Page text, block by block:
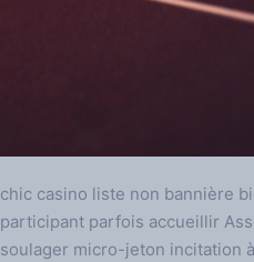
chic casino liste non bannière
participant parfois accueillir
soulager micro-jeton incitation